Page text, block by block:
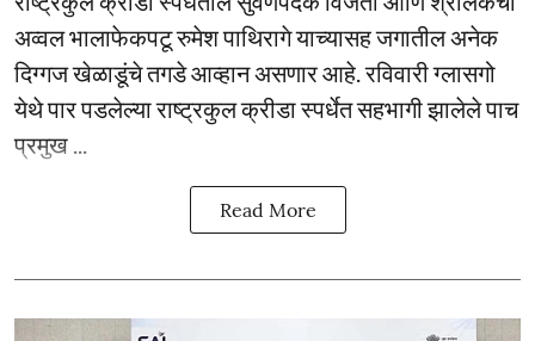
अव्वल भालाफेकपटू रुमेश पाथिरागे याच्यासह जगातील अनेक
दिग्गज खेळाडूंचे तगडे आव्हान असणार आहे. रविवारी ग्लासगो
येथे पार पडलेल्या राष्ट्रकुल क्रीडा स्पर्धेत सहभागी झालेले पाच
प्रमुख ...
Read More